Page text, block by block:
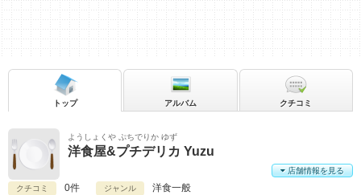
ようしょくや ぷちでりか ゆず
洋食屋&プチデリカ Yuzu
クチコミ 0件 ジャンル 洋食一般
店舗情報を見る
トップ アルバム クチコミ